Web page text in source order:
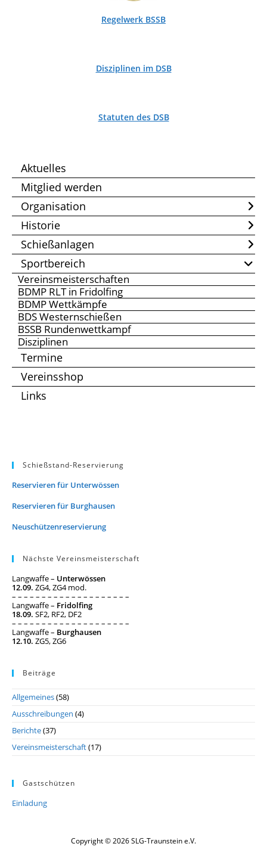
Regelwerk BSSB
Disziplinen im DSB
Statuten des DSB
Aktuelles
Mitglied werden
Organisation
Historie
Schießanlagen
Sportbereich
Vereinsmeisterschaften
BDMP RLT in Fridolfing
BDMP Wettkämpfe
BDS Westernschießen
BSSB Rundenwettkampf
Disziplinen
Termine
Vereinsshop
Links
Schießstand-Reservierung
Reservieren für Unterwössen
Reservieren für Burghausen
Neuschützenreservierung
Nächste Vereinsmeisterschaft
Langwaffe – Unterwössen
12.09. ZG4, ZG4 mod.
– – – – – – – – – – – – – – – – – – – –
Langwaffe – Fridolfing
18.09. SF2, RF2, DF2
– – – – – – – – – – – – – – – – – – – –
Langwaffe – Burghausen
12.10. ZG5, ZG6
Beiträge
Allgemeines(58)
Ausschreibungen (4)
Berichte(37)
Vereinsmeisterschaft(17)
Gastschützen
Einladung
Copyright © 2026 SLG-Traunstein e.V.